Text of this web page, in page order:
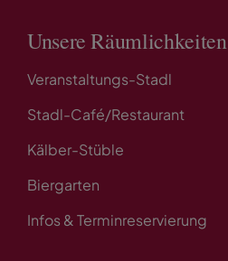
Unsere Räumlichkeiten
Veranstaltungs-Stadl
Stadl-Café/Restaurant
Kälber-Stüble
Biergarten
Infos & Terminreservierung